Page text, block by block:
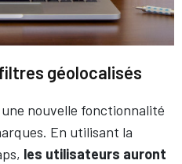
géolocalisés
nouvelle fonctionnalité
En utilisant la
les utilisateurs auront